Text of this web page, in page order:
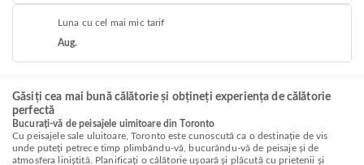
Luna cu cel mai mic tarif
Aug.
Găsiți cea mai bună călătorie și obțineți experiența de călătorie
perfectă
Bucurați-vă de peisajele uimitoare din Toronto
Cu peisajele sale uluitoare, Toronto este cunoscută ca o destinație de vis
unde puteți petrece timp plimbându-vă, bucurându-vă de peisaje și de
atmosfera liniștită. Planificați o călătorie ușoară și plăcută cu prietenii și